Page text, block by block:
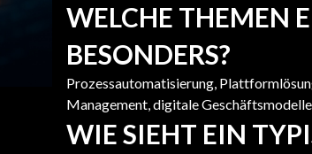
WELCHE THEMEN
BESONDERS?
Prozessautomatisierung,
Management, digitale Geschäftsmodelle
WIE SIEHT EIN